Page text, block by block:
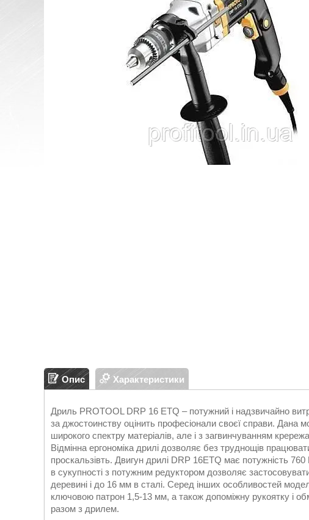
Опис Характеристики
Дриль PROTOOL DRP 16 ETQ – потужний і надзвичайно
за джостоинству оцінить професіонали своєї справи. Дана
широкого спектру матеріалів, але і з загвинчуванням
Відмінна ергономіка дрилі дозволяє без труднощів
проскальзівть. Двигун дрилі DRP 16ETQ має потужність
в сукупності з потужним редуктором дозволяє
деревині і до 16 мм в сталі. Серед інших особливостей
ключовою патрон 1,5-13 мм, а також допоміжну рукоятку і
разом з дрилем.